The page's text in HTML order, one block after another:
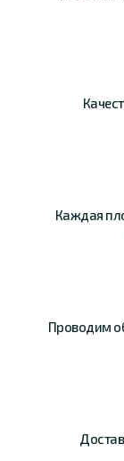
Каждая
Проводим